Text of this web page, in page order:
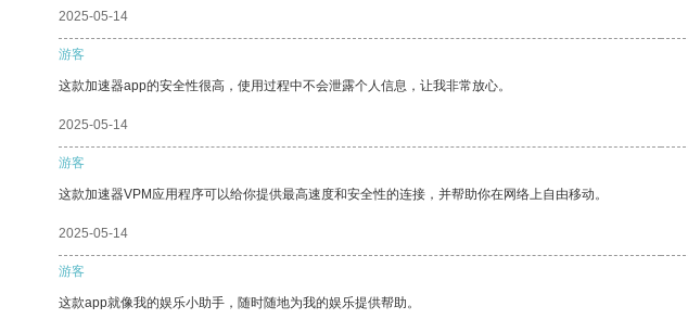
2025-05-14
游客
这款加速器app的安全性很高，使用过程中不会泄露个人信息，让我非常放心。
2025-05-14
游客
这款加速器VPM应用程序可以给你提供最高速度和安全性的连接，并帮助你在网络上自由移动。
2025-05-14
游客
这款app就像我的娱乐小助手，随时随地为我的娱乐提供帮助。